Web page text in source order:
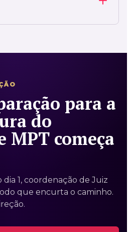
para a
do
MPT começa
1, coordenação de Juiz
que encurta o caminho.